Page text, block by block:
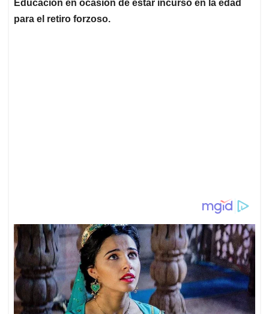
Educación en ocasión de estar incurso en la edad
para el retiro forzoso.